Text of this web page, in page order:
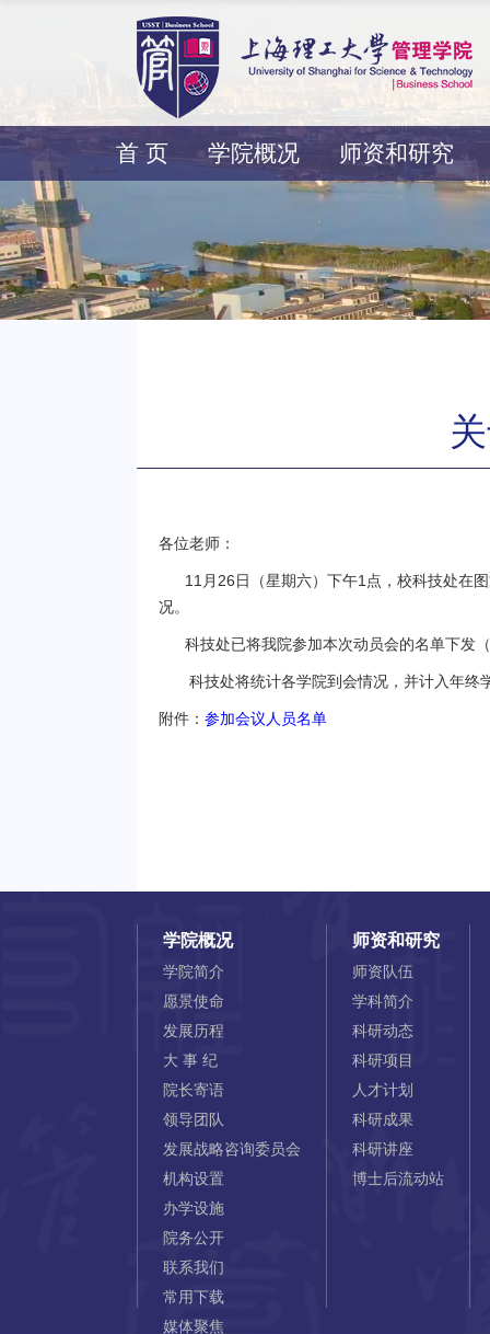
首 页 学院概况 师资和研究
各位老师：
11月26日（星期六）下午1点，校科技处在图
况。
科技处已将我院参加本次动员会的名单下发（
科技处将统计各学院到会情况，并计入年终
附件： 参加会议人员名单
学院概况
学院简介
愿景使命
发展历程
大 事 纪
院长寄语
领导团队
发展战略咨询委员会
机构设置
办学设施
院务公开
联系我们
常用下载
媒体聚焦
师资和研究
师资队伍
学科简介
科研动态
科研项目
人才计划
科研成果
科研讲座
博士后流动站